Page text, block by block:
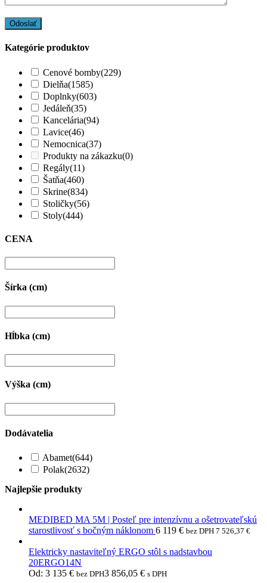
Kategórie produktov
Cenové bomby(229)
Dielňa(1585)
Doplnky(603)
Jedáleň(35)
Kancelária(94)
Lavice(46)
Nemocnica(37)
Produkty na zákazku(0)
Regály(11)
Šatňa(460)
Skrine(834)
Stoličky(56)
Stoly(444)
CENA
Šírka (cm)
Hĺbka (cm)
Výška (cm)
Dodávatelia
Abamet(644)
Polak(2632)
Najlepšie produkty
MEDIBED MA 5M | Posteľ pre intenzívnu a ošetrovateľskú
starostlivosť s bočným náklonom 6 119 € bez DPH 7 526,37 €
Elektricky nastaviteľný ERGO stôl s nadstavbou
20ERGO14N
Od: 3 135 € bez DPH3 856,05 € s DPH